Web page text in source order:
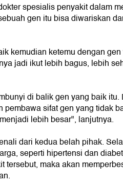
spesialis penyakit dalam
gen itu bisa diwariskan
kemudian ketemu dengan
jadi ikut lebih bagus, lebih
di balik gen yang baik itu.
sifat gen yang tidak
lebih besar", lanjutnya.
dari kedua belah pihak.
seperti hipertensi dan
tersebut, maka akan